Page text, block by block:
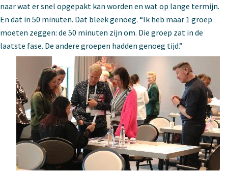
naar wat er snel opgepakt kan worden en wat op lange termijn.
En dat in 50 minuten. Dat bleek genoeg. “Ik heb maar 1 groep
moeten zeggen: de 50 minuten zijn om. Die groep zat in de
laatste fase. De andere groepen hadden genoeg tijd.”